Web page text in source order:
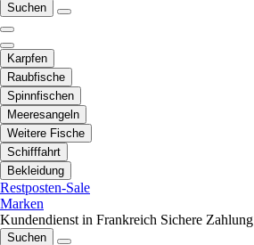
Suchen
Karpfen
Raubfische
Spinnfischen
Meeresangeln
Weitere Fische
Schifffahrt
Bekleidung
Restposten-Sale
Marken
Kundendienst in Frankreich Sichere Zahlung
Suchen